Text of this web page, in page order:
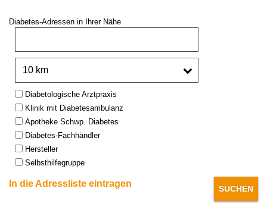
Diabetes-Adressen in Ihrer Nähe
Type:Diabetologische Arztpraxis
Klinik mit Diabetesambulanz
Apotheke Schwp. Diabetes
Diabetes-Fachhändler
Hersteller
Selbsthilfegruppe
In die Adressliste eintragen